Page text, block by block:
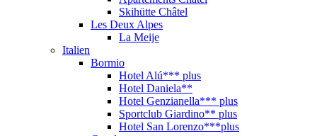
Skihütte Châtel
Les Deux Alpes
La Meije
Italien
Bormio
Hotel Alú*** plus
Hotel Daniela**
Hotel Genzianella*** plus
Sportclub Giardino** plus
Hotel San Lorenzo***plus